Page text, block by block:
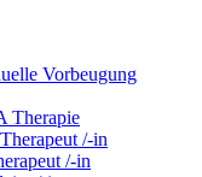
Vorbeugung
Therapie
/-in
/-in